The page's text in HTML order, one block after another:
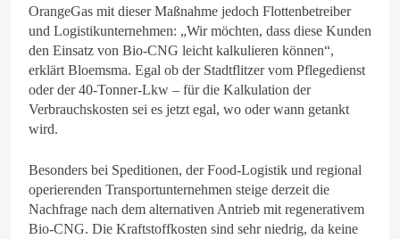
OrangeGas mit dieser Maßnahme jedoch Flottenbetreiber
und Logistikunternehmen: „Wir möchten, dass diese Kunden
den Einsatz von Bio-CNG leicht kalkulieren können“,
erklärt Bloemsma. Egal ob der Stadtflitzer vom Pflegedienst
oder der 40-Tonner-Lkw – für die Kalkulation der
Verbrauchskosten sei es jetzt egal, wo oder wann getankt
wird.
Besonders bei Speditionen, der Food-Logistik und regional
operierenden Transportunternehmen steige derzeit die
Nachfrage nach dem alternativen Antrieb mit regenerativem
Bio-CNG. Die Kraftstoffkosten sind sehr niedrig, da keine